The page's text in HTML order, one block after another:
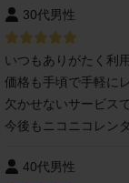
30代男性
いつもありがたく利
価格も手頃で手軽に
欠かせないサービスで
今後もニコニコレン
40代男性